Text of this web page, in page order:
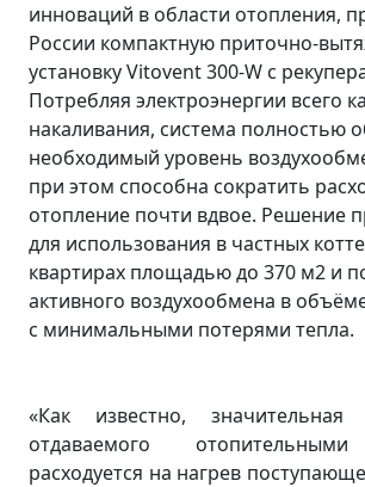
инноваций в области отопления,
России компактную приточно-
установку Vitovent 300-W с
Потребляя электроэнергии всего
накаливания, система полностью
необходимый уровень
при этом способна сократить
отопление почти вдвое. Решение
для использования в частных
квартирах площадью до 370 м2 и
активного воздухообмена в
с минимальными потерями тепла.
«Как известно, значительная
отдаваемого
расходуется на нагрев